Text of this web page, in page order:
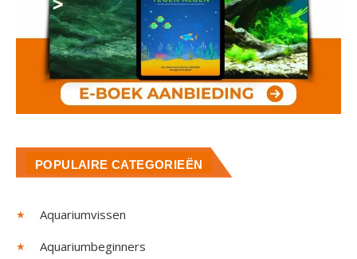
POPULAIRE CATEGORIEËN
Aquariumvissen
Aquariumbeginners